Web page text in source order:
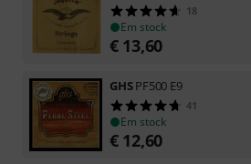
18
Em stock
€ 13,60
GHSPF500 E9
41
Em stock
€ 12,60